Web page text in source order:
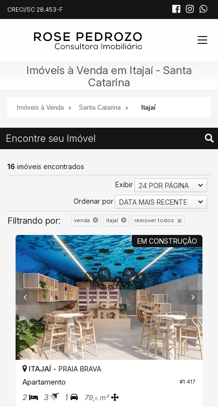
CRECI/SC 28.453-F
Imóveis à Venda em Itajaí - Santa
Catarina
Imóveis à Venda Santa Catarina Itajaí
Encontre seu Imóvel
16 imóveis encontrados
Exibir
24 POR PÁGINA
Ordenar por
DATA MAIS RECENTE
Filtrando por: venda itajaí remover todos
EM CONSTRUÇÃO
#1.417
ITAJAÍ - PRAIA BRAVA
Apartamento
2 3 1 79,0 m²